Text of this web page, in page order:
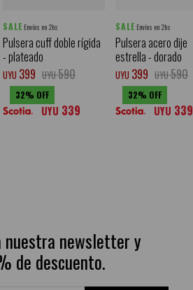
SALE Envíos en 2hs
Pulsera cuff doble rígida
- plateado
UYU 399 UYU590
32
UYU 339
SALE Envíos en 2hs
Pulsera acero dije
estrella - dorado
UYU 399 UYU590
32
UYU 339
nuestra newsletter y
de descuento.